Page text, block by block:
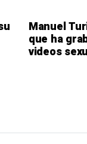
Manuel
que ha
videos